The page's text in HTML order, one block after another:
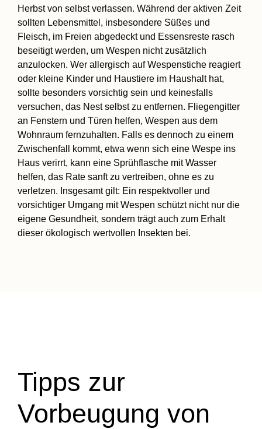
Herbst von selbst verlassen. Während der aktiven Zeit
sollten Lebensmittel, insbesondere Süßes und
Fleisch, im Freien abgedeckt und Essensreste rasch
beseitigt werden, um Wespen nicht zusätzlich
anzulocken. Wer allergisch auf Wespenstiche reagiert
oder kleine Kinder und Haustiere im Haushalt hat,
sollte besonders vorsichtig sein und keinesfalls
versuchen, das Nest selbst zu entfernen. Fliegengitter
an Fenstern und Türen helfen, Wespen aus dem
Wohnraum fernzuhalten. Falls es dennoch zu einem
Zwischenfall kommt, etwa wenn sich eine Wespe ins
Haus verirrt, kann eine Sprühflasche mit Wasser
helfen, das Rate sanft zu vertreiben, ohne es zu
verletzen. Insgesamt gilt: Ein respektvoller und
vorsichtiger Umgang mit Wespen schützt nicht nur die
eigene Gesundheit, sondern trägt auch zum Erhalt
dieser ökologisch wertvollen Insekten bei.
Tipps zur
Vorbeugung von